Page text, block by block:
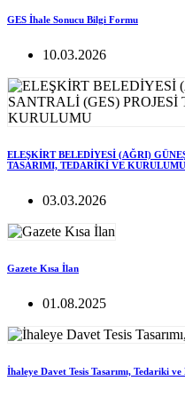
GES İhale Sonucu Bilgi Formu
10.03.2026
ELEŞKİRT BELEDİYESİ (AĞRI)
TASARIMI, TEDARİKİ VE KURULUMU
03.03.2026
Gazete Kısa İlan
01.08.2025
İhaleye Davet Tesis Tasarımı, Tedariki